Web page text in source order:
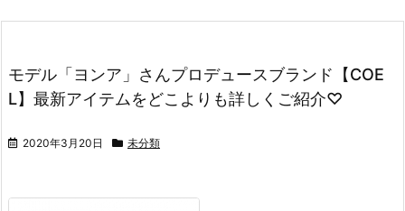
モデル「ヨンア」さんプロデュースブランド【COE
L】最新アイテムをどこよりも詳しくご紹介♡
2020年3月20日 未分類